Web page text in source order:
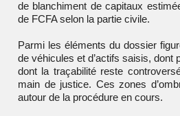
de blanchiment de capitaux
de FCFA selon la partie civile.
Parmi les éléments du dossier
de véhicules et d’actifs saisis, dont
dont la traçabilité reste
main de justice. Ces zones
autour de la procédure en cours.